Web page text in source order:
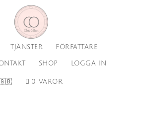
TJÄNSTER FÖRFATTARE
SHOP LOGGA IN
0 VAROR